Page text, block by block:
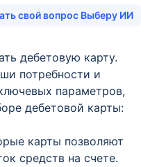
свой вопрос Выберу ИИ
дебетовую карту.
потребности и
параметров,
дебетовой карты:
карты позволяют
средств на счете.